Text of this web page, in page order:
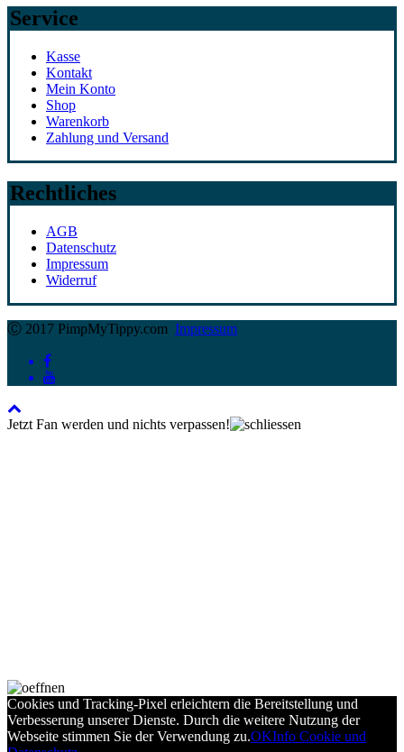
Service
Kasse
Kontakt
Mein Konto
Shop
Warenkorb
Zahlung und Versand
Rechtliches
AGB
Datenschutz
Impressum
Widerruf
Ⓒ 2017 PimpMyTippy.com Impressum
Jetzt Fan werden und nichts verpassen!
Cookies und Tracking-Pixel erleichtern die Bereitstellung und
Verbesserung unserer Dienste. Durch die weitere Nutzung der
Webseite stimmen Sie der Verwendung zu.OKInfo Cookie und